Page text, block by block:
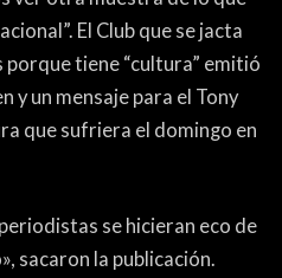
FÚTBOL PLAYA
MÁS DE PYD
HISTORIA
El Club que se jacta
tiene “cultura” emitió
y un mensaje para el Tony
que sufriera el domingo en
se hicieran eco de
sacaron la publicación.